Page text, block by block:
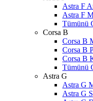
Astra F
Astra F
Tümünü
Corsa B
Corsa B
Corsa B
Corsa B
Tümünü
Astra G
Astra G
Astra G